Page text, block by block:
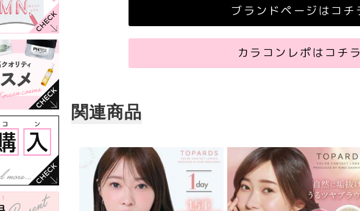
ブランドページはコチ
カラコンレポはコチ
関連商品